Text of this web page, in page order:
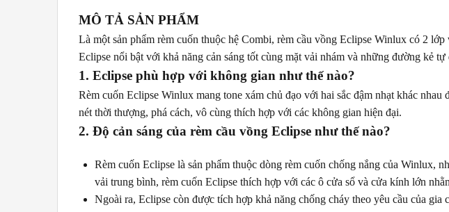
MÔ TẢ SẢN PHẨM
Là một sản phẩm rèm cuốn thuộc hệ Combi, rèm cầu vồng Eclipse Winlux có 2
Eclipse nổi bật với khả năng cản sáng tốt cùng mặt vải nhám và những đường kẻ tự
1. Eclipse phù hợp với không gian như thế nào?
Rèm cuốn Eclipse Winlux mang tone xám chủ đạo với hai sắc đậm nhạt khác
nét thời thượng, phá cách, vô cùng thích hợp với các không gian hiện đại.
2. Độ cản sáng của rèm cầu vồng Eclipse như thế nào?
Rèm cuốn Eclipse là sản phẩm thuộc dòng rèm cuốn chống nắng của Winlux,
vải trung bình, rèm cuốn Eclipse thích hợp với các ô cửa sổ và cửa kính lớn
Ngoài ra, Eclipse còn được tích hợp khả năng chống cháy theo yêu cầu của gia